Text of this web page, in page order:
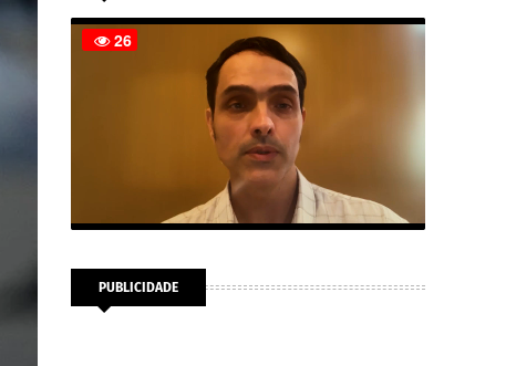
PUBLICIDADE